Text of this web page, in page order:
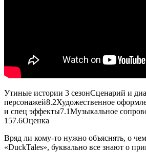
Утиные истории 3 сезонСценарий и
персонажей8.2Художественное
и спец эффекты7.1Музыкальное
157.6Оценка
Вряд ли кому-то нужно объяснять, о
«DuckTales», буквально все знают о